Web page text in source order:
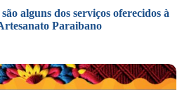
alguns dos serviços oferecidos à
Paraibano